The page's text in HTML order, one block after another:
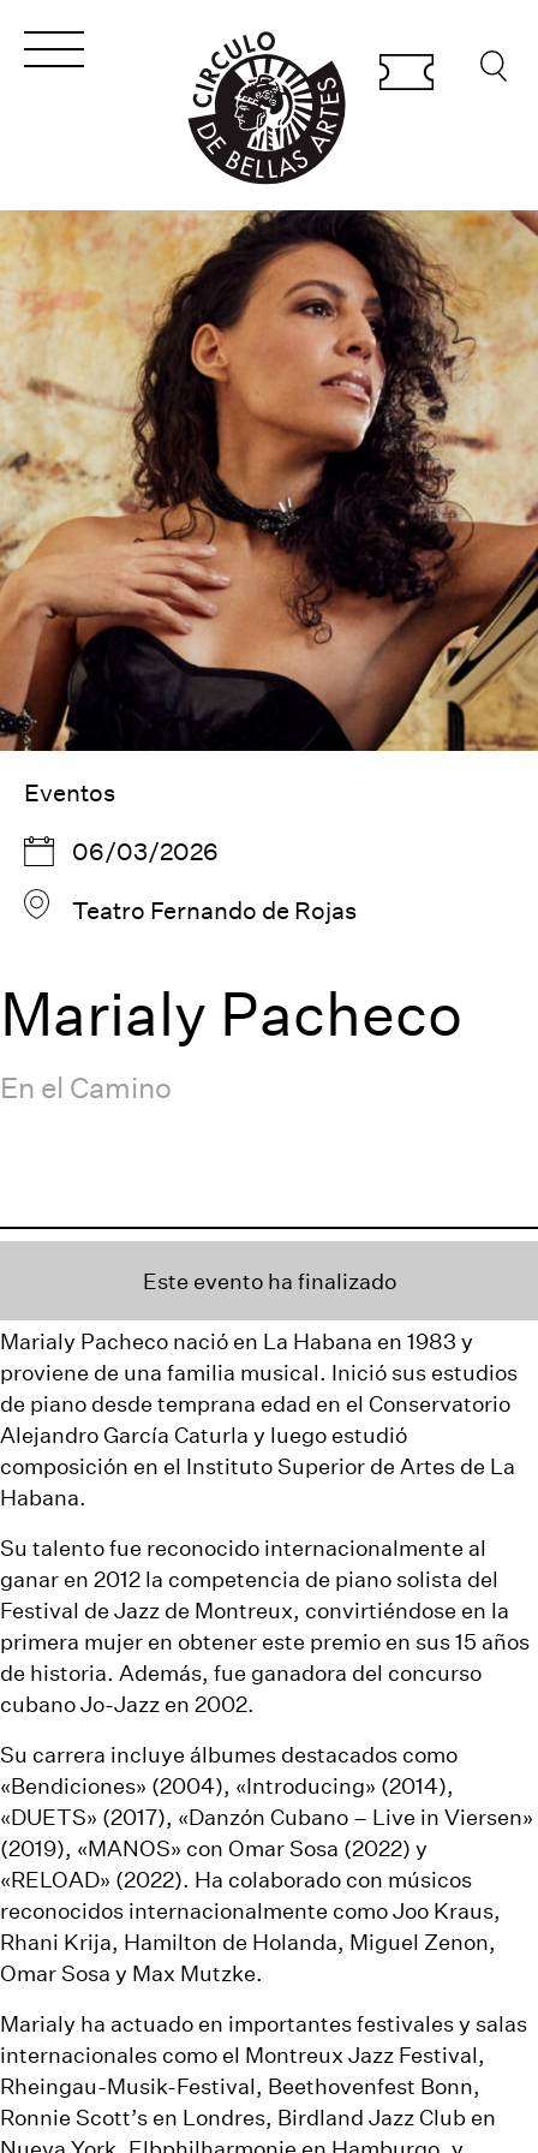
Eventos
06/03/2026
Teatro Fernando de Rojas
Marialy Pacheco
En el Camino
Marialy Pacheco nació en La Habana en 1983 y
proviene de una familia musical. Inició sus estudios
de piano desde temprana edad en el Conservatorio
Alejandro García Caturla y luego estudió
composición en el Instituto Superior de Artes de La
Habana.
Su talento fue reconocido internacionalmente al
ganar en 2012 la competencia de piano solista del
Festival de Jazz de Montreux, convirtiéndose en la
primera mujer en obtener este premio en sus 15 años
de historia. Además, fue ganadora del concurso
cubano Jo-Jazz en 2002.
Su carrera incluye álbumes destacados como
«Bendiciones» (2004), «Introducing» (2014),
«DUETS» (2017), «Danzón Cubano – Live in Viersen»
(2019), «MANOS» con Omar Sosa (2022) y
«RELOAD» (2022). Ha colaborado con músicos
reconocidos internacionalmente como Joo Kraus,
Rhani Krija, Hamilton de Holanda, Miguel Zenon,
Omar Sosa y Max Mutzke.
Marialy ha actuado en importantes festivales y salas
internacionales como el Montreux Jazz Festival,
Rheingau-Musik-Festival, Beethovenfest Bonn,
Ronnie Scott’s en Londres, Birdland Jazz Club en
Este evento ha finalizado